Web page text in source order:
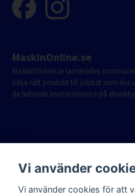
MaskinOnline.se
MaskinOnline.se lanserades
välja rätt produkt till jobbet som ska
de ledande leverantörerna på
Vi använder
Vi använder cookies för att